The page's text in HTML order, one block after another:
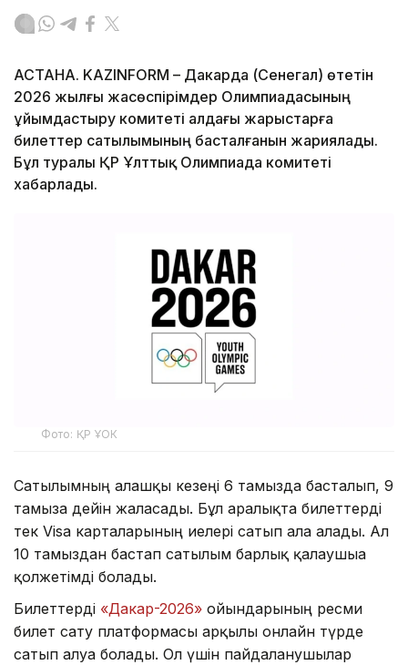
АСТАНА. KAZINFORM – Дакарда (Сенегал) өтетін
2026 жылғы жасөспірімдер Олимпиадасының
ұйымдастыру комитеті алдағы жарыстарға
билеттер сатылымының басталғанын жариялады.
Бұл туралы ҚР Ұлттық Олимпиада комитеті
хабарлады.
Фото: ҚР ҰОК
Сатылымның алғашқы кезеңі 6 тамызда басталып, 9
тамызға дейін жалғасады. Бұл аралықта билеттерді
тек Visa карталарының иелері сатып ала алады. Ал
10 тамыздан бастап сатылым барлық қалаушыға
қолжетімді болады.
Билеттерді «Дакар-2026» ойындарының ресми
билет сату платформасы арқылы онлайн түрде
сатып алуға болады. Ол үшін пайдаланушылар